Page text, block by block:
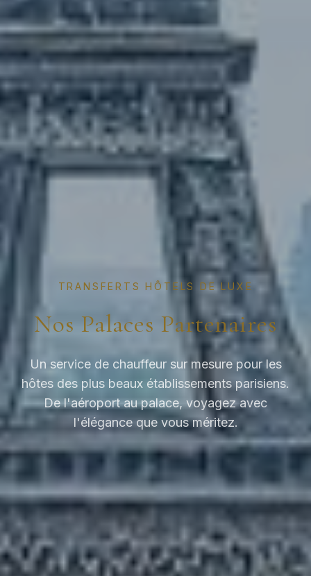
TRANSFERTS HÔTELS DE LUXE
Nos Palaces Partenaires
Un service de chauffeur sur mesure pour les
hôtes des plus beaux établissements parisiens.
De l'aéroport au palace, voyagez avec
l'élégance que vous méritez.